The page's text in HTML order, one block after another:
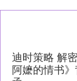
迪时策略 解
阿嬷的情书